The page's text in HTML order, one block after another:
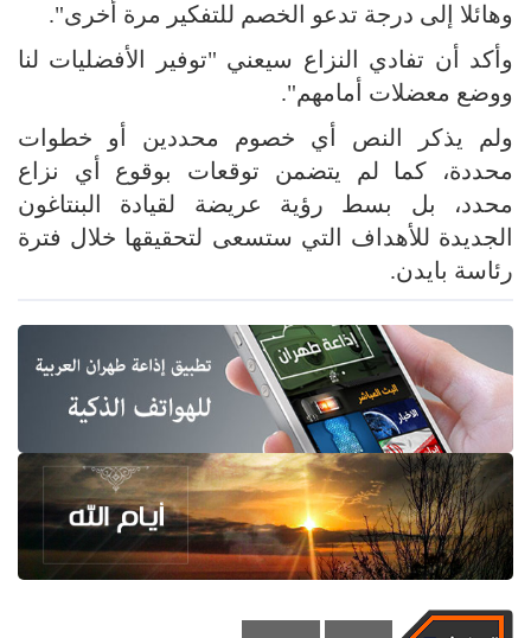
وهائلا إلى درجة تدعو الخصم للتفكير مرة أخرى".
وأكد أن تفادي النزاع سيعني "توفير الأفضليات لنا
ووضع معضلات أمامهم".
ولم يذكر النص أي خصوم محددين أو خطوات
محددة، كما لم يتضمن توقعات بوقوع أي نزاع
محدد، بل بسط رؤية عريضة لقيادة البنتاغون
الجديدة للأهداف التي ستسعى لتحقيقها خلال فترة
رئاسة بايدن.